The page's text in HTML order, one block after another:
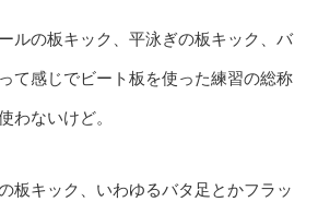
ルの板キック、平泳ぎの板キック、バ
て感じでビート板を使った練習の総称
わないけど。
板キック、いわゆるバタ足とかフラッ